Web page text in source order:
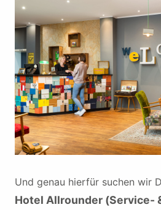
Und genau hierfür suchen wir
Hotel Allrounder (Service-